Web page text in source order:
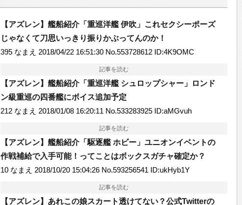
【アズレン】艦船紹介「重巡洋艦 伊吹」これセクシーポーズ
じゃなくて刀思いっきり振りかぶってんのか！
395 なまえ 2018/04/22 16:51:30 No.553728612 ID:4K9OMC
記事を読む
【アズレン】艦船紹介「重巡洋艦 シュロップシャー」ロンド
ン級重巡の四番艦にボイス追加予定
212 なまえ 2018/01/08 16:20:11 No.533283925 ID:aMGvuh
記事を読む
【アズレン】艦船紹介「駆逐艦 ホビー」ユニオンイベントの
作戦補給で入手可能！ってことはボックスガチャ確定か？
10 なまえ 2018/10/20 15:04:26 No.593256541 ID:ukHyb1Y
記事を読む
【アズレン】あれこの娘スカート透けてない？公式Twitterの